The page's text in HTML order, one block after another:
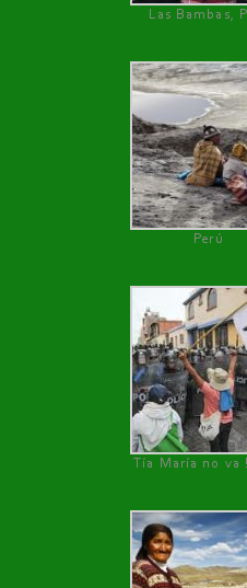
Las Bambas,
Perú
Tía María no va